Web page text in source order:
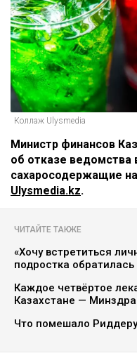
Коллаж Ulysmedia
Министр финансов
об отказе ведомства
сахаросодержащие
Ulysmedia.kz.
ЧИТАЙТЕ ТАКЖЕ
«Хочу встретиться
подростка
Каждое четвёртое
Казахстане —
Что помешало